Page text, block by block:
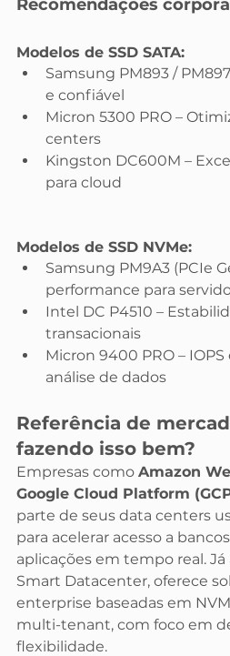
Recomendações
Modelos de SSD SATA:
Samsung PM893 /
e confiável
Micron 5300 PRO –
centers
Kingston DC600M –
para cloud
Modelos de SSD NVMe:
Samsung PM9A3 (PCIe
performance para
Intel DC P4510 –
transacionais
Micron 9400 PRO –
análise de dados
Referência de
fazendo isso bem?
Empresas como Amazon
Google Cloud Platform
parte de seus data centers
para acelerar acesso a
aplicações em tempo real. Já
Smart Datacenter, oferece
enterprise baseadas em
multi-tenant, com foco em
flexibilidade.